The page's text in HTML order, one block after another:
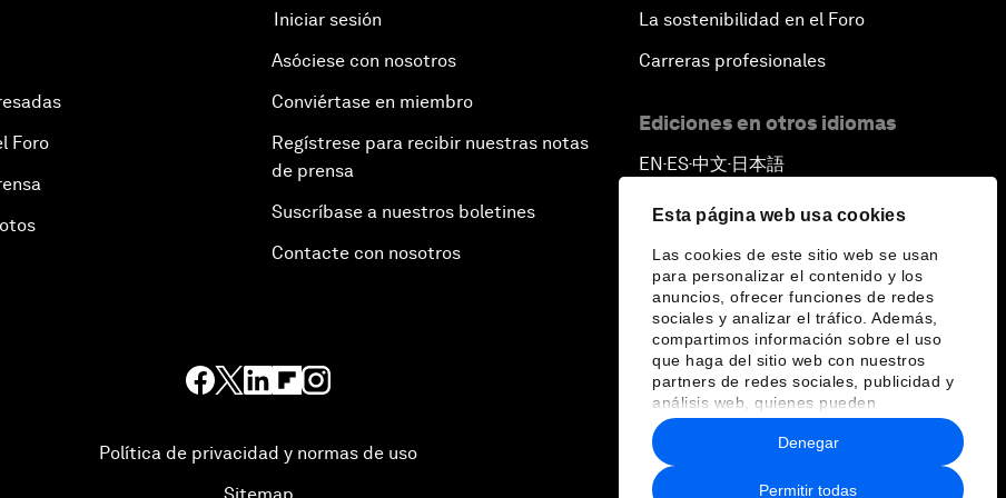
Esta página web usa cookies
Las cookies de este sitio web se usan
para personalizar el contenido y los
anuncios, ofrecer funciones de redes
sociales y analizar el tráfico. Además,
compartimos información sobre el uso
que haga del sitio web con nuestros
partners de redes sociales, publicidad y
análisis web, quienes pueden
combinarla con otra información que les
haya proporcionado o que hayan
recopilado a partir del uso que haya
hecho de sus servicios.
Permitir todas
Denegar
Foro
Iniciar sesión
Asóciese con nosotros
Conviértase en miembro
Regístrese para recibir nuestras notas
de prensa
Suscríbase a nuestros boletines
Contacte con nosotros
La sostenibilidad en el Foro
Carreras profesionales
Ediciones en otros idiomas
EN ▪ ES▪中文▪ 日本語
Política de privacidad y normas de uso